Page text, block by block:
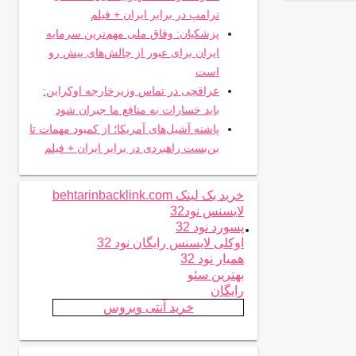
ترامپ در برابر ایران + فیلم
پزشکیان: وفاق ملی مهم‌ترین سرمایه
ایران برای عبور از چالش‌های پیش رو
است
عراقچی در تماس وزیرخارجه اوکراین:
باید خسارات به منافع ما جبران شود
پاشنه آشیل‌های آمریکا؛ از کمبود مهمات تا
بن‌بست راهبردی در برابر ایران + فیلم
.
خرید بک لینک behtarinbacklink.com
لایسنس نود32
پسورد نود 32
اوکلی لایسنس رایگان نود 32
همیار نود 32
بهترین سئو
رایگان
خرید آنتی ویروس